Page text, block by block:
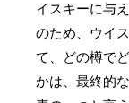
イスキーに与
のため、ウイ
て、どの樽で
かは、最終的